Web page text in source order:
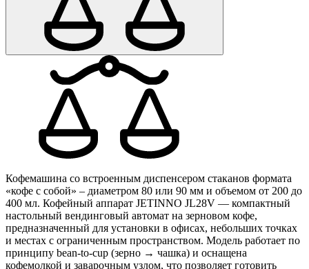
Кофемашина со встроенным диспенсером стаканов формата
«кофе с собой» – диаметром 80 или 90 мм и объемом от 200 до
400 мл. Кофейный аппарат JETINNO JL28V — компактный
настольный вендинговый автомат на зерновом кофе,
предназначенный для установки в офисах, небольших точках
и местах с ограниченным пространством. Модель работает по
принципу bean-to-cup (зерно → чашка) и оснащена
кофемолкой и заварочным узлом, что позволяет готовить